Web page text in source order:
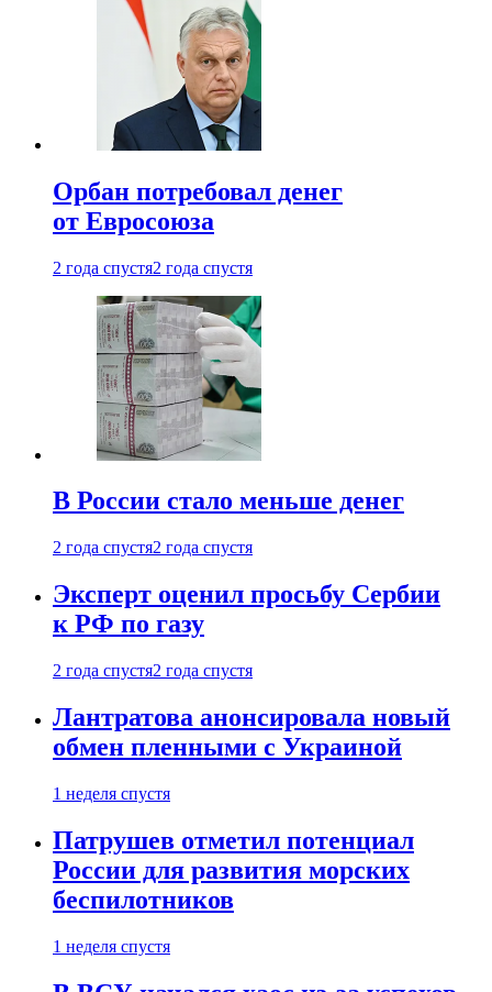
Орбан потребовал денег
от Евросоюза
2 года спустя2 года спустя
В России стало меньше денег
2 года спустя2 года спустя
Эксперт оценил просьбу Сербии
к РФ по газу
2 года спустя2 года спустя
Лантратова анонсировала новый
обмен пленными с Украиной
1 неделя спустя
Патрушев отметил потенциал
России для развития морских
беспилотников
1 неделя спустя